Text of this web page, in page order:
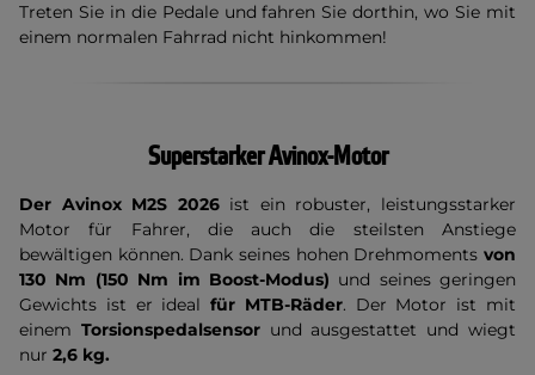
Treten Sie in die Pedale und fahren Sie dorthin, wo Sie mit
einem normalen Fahrrad nicht hinkommen!
Superstarker Avinox-Motor
Der Avinox M2S 2026 ist ein robuster, leistungsstarker
Motor für Fahrer, die auch die steilsten Anstiege
bewältigen können. Dank seines hohen Drehmoments von
130 Nm (150 Nm im Boost-Modus) und seines geringen
Gewichts ist er idealfür MTB-Räder. Der Motor ist mit
einem Torsionspedalsensor und ausgestattet und wiegt
nur 2,6 kg.